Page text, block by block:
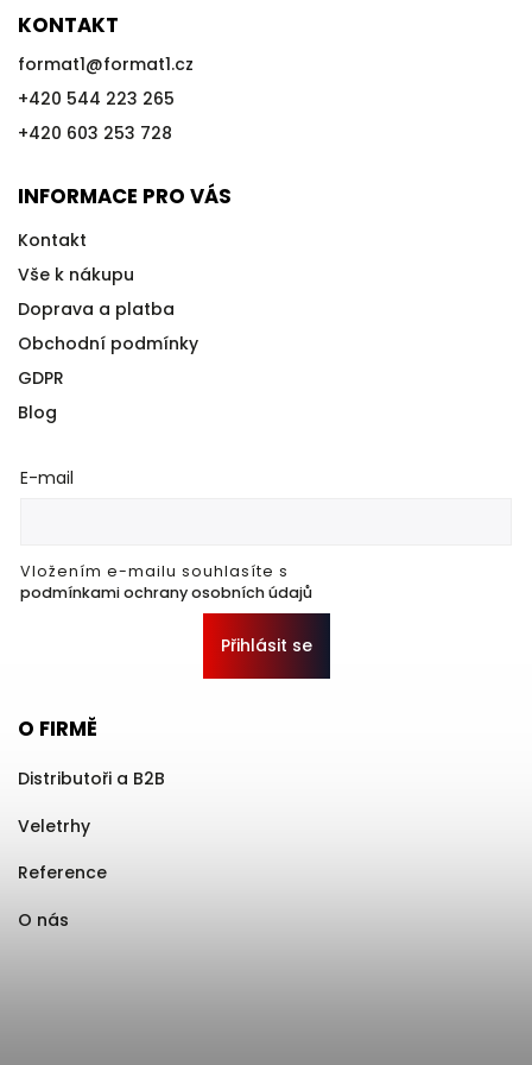
KONTAKT
format1@format1.cz
+420 544 223 265
+420 603 253 728
INFORMACE PRO VÁS
Kontakt
Vše k nákupu
Doprava a platba
Obchodní podmínky
GDPR
Blog
E-mail
Vložením e-mailu souhlasíte s
podmínkami ochrany osobních údajů
Přihlásit se
O FIRMĚ
Distributoři a B2B
Veletrhy
Reference
O nás